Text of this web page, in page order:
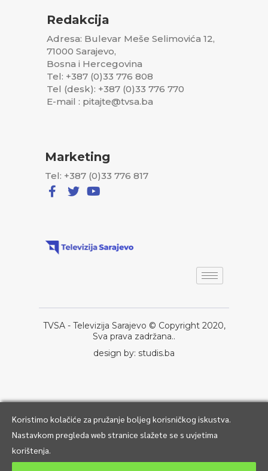
Redakcija
Adresa: Bulevar Meše Selimovića 12,
71000 Sarajevo,
Bosna i Hercegovina
Tel: +387 (0)33 776 808
Tel (desk): +387 (0)33 776 770
E-mail : pitajte@tvsa.ba
Marketing
Tel: +387 (0)33 776 817
TVSA - Televizija Sarajevo © Copyright 2020,
Sva prava zadržana..
design by: studis.ba
Koristimo kolačiće za pružanje boljeg korisničkog iskustva.
Nastavkom pregleda web stranice slažete se s uvjetima
korištenja.